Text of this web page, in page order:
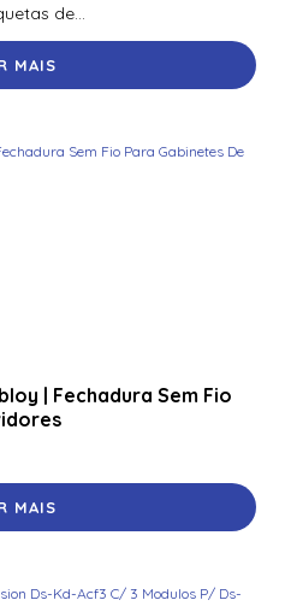
de...
MAIS
| Fechadura Sem Fio
MAIS